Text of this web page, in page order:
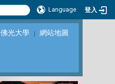
Language 登入
佛光大學 ｜ 網站地圖